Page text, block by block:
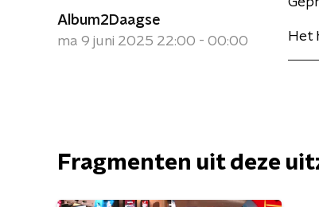
Album2Daagse
ma 9 juni 2025 22:00 - 00:00
Het
Fragmenten uit deze